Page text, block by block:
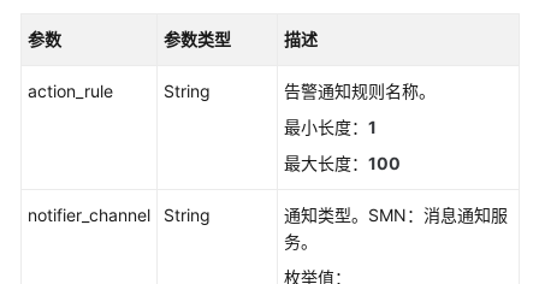
坡
户
参数 参数类型 描述
action_rule String
告警通知规则名称。
最小长度： 1
最大长度： 100
notifier_channel String
通知类型。SMN：消息通知服
务。
枚举值：